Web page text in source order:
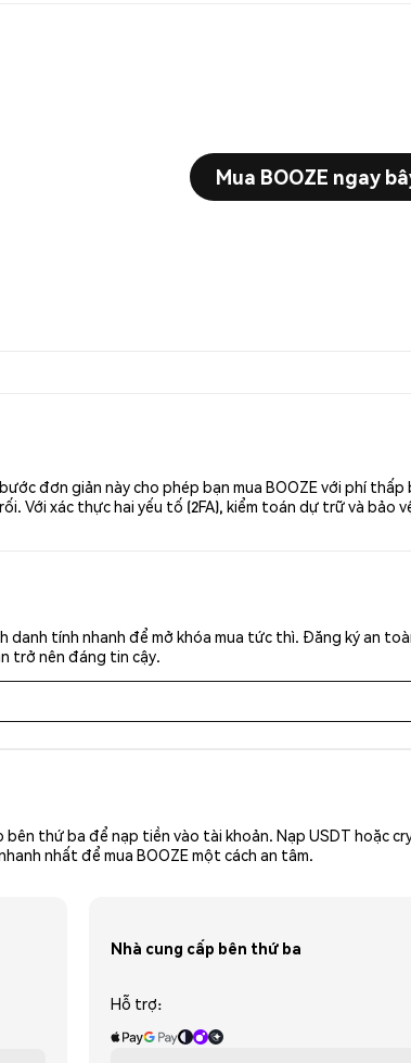
Mua BOOZE ngay
đơn giản này cho phép bạn mua BOOZE với phí
Với xác thực hai yếu tố (2FA), kiểm toán dự trữ và bảo
tính nhanh để mở khóa mua tức thì. Đăng ký an
trở nên đáng tin cậy.
thứ ba để nạp tiền vào tài khoản. Nạp USDT hoặc
nhất để mua BOOZE một cách an tâm.
Nhà cung cấp bên thứ ba
Hỗ trợ: